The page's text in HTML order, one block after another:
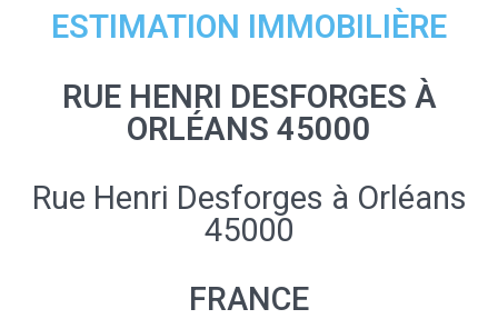
ESTIMATION IMMOBILIÈRE
RUE HENRI DESFORGES À
ORLÉANS 45000
Rue Henri Desforges à Orléans
45000
FRANCE